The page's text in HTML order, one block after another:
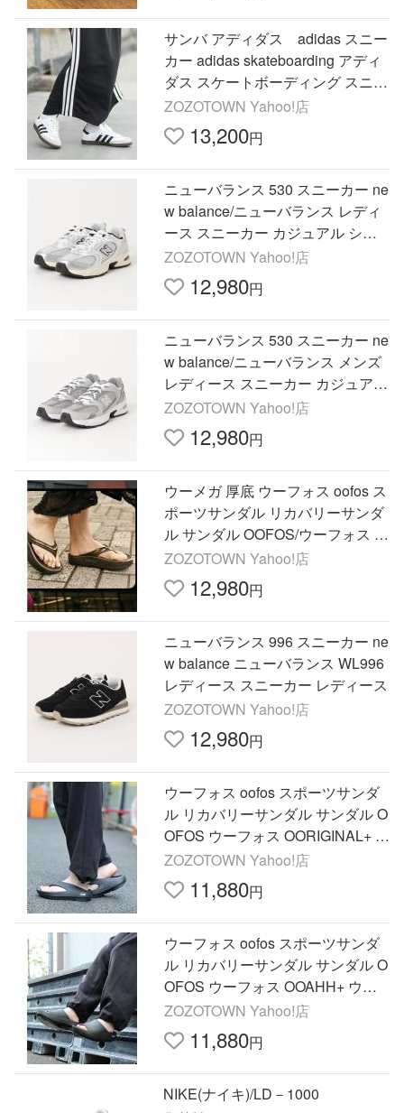
サンバ アディダス adidas スニー
カー adidas skateboarding アディ
ダス スケートボーディング スニー
カー samba ADV サンバ GZ8477 I
E3100
ZOZOTOWN Yahoo!店
13,200円
ニューバランス 530 スニーカー ne
w balance/ニューバランス レディ
ース スニーカー カジュアル シル
バー MR530 TA レディース
ZOZOTOWN Yahoo!店
12,980円
ニューバランス 530 スニーカー ne
w balance/ニューバランス メンズ
レディース スニーカー カジュアル
Y2K MR530 レディース メンズ
ZOZOTOWN Yahoo!店
12,980円
ウーメガ 厚底 ウーフォス oofos ス
ポーツサンダル リカバリーサンダ
ル サンダル OOFOS/ウーフォス レ
ディース サンダル 厚底 リカバリ
ーサンダル OOmega …
ZOZOTOWN Yahoo!店
12,980円
ニューバランス 996 スニーカー ne
w balance ニューバランス WL996
レディース スニーカー レディース
ZOZOTOWN Yahoo!店
12,980円
ウーフォス oofos スポーツサンダ
ル リカバリーサンダル サンダル O
OFOS ウーフォス OORIGINAL+ ウ
ーオリジナル プラス リカバリーサ
ンダル 20011000
ZOZOTOWN Yahoo!店
11,880円
ウーフォス oofos スポーツサンダ
ル リカバリーサンダル サンダル O
OFOS ウーフォス OOAHH+ ウー
アー プラス リカバリーサンダル 2
001110 レディース メンズ
ZOZOTOWN Yahoo!店
11,880円
NIKE(ナイキ)/LD－1000